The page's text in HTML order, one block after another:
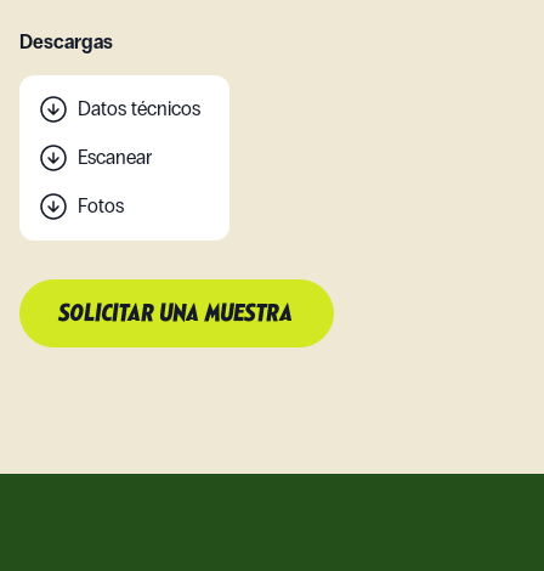
Descargas
Datos técnicos
Escanear
Fotos
SOLICITAR UNA MUESTRA